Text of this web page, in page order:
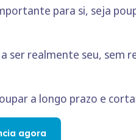
para si, seja
ser realmente seu, sem
a longo prazo e
agora